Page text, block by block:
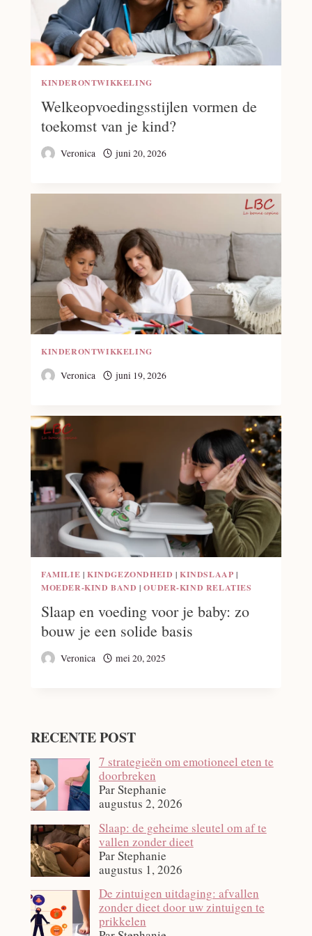
KINDERONTWIKKELING
Welkeopvoedingsstijlen vormen de
toekomst van je kind?
Veronica juni 20, 2026
KINDERONTWIKKELING
Veronica juni 19, 2026
FAMILIE | KINDGEZONDHEID |KINDSLAAP |
MOEDER-KIND BAND |OUDER-KIND RELATIES
Slaap en voeding voor je baby: zo
bouw je een solide basis
Veronica mei 20, 2025
RECENTE POST
7 strategieën om emotioneel eten te
doorbreken
Par Stephanie
augustus 2, 2026
Slaap: de geheime sleutel om af te
vallen zonder dieet
Par Stephanie
augustus 1, 2026
De zintuigen uitdaging: afvallen
zonder dieet door uw zintuigen te
prikkelen